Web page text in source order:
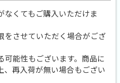
くてもご購入いただけま
させていただく場合がござ
能性もございます。商品に
、再入荷が無い場合もござい